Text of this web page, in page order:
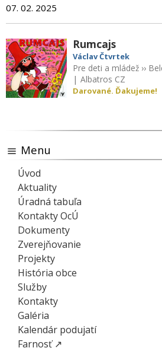
07. 02. 2025
Rumcajs
Václav Čtvrtek
Pre deti a mládež ››
|Albatros CZ
Darované. Ďakujeme!
Menu
Úvod
Aktuality
Úradná tabuľa
Kontakty OcÚ
Dokumenty
Zverejňovanie
Projekty
História obce
Služby
Kontakty
Galéria
Kalendár podujatí
Farnosť ↗